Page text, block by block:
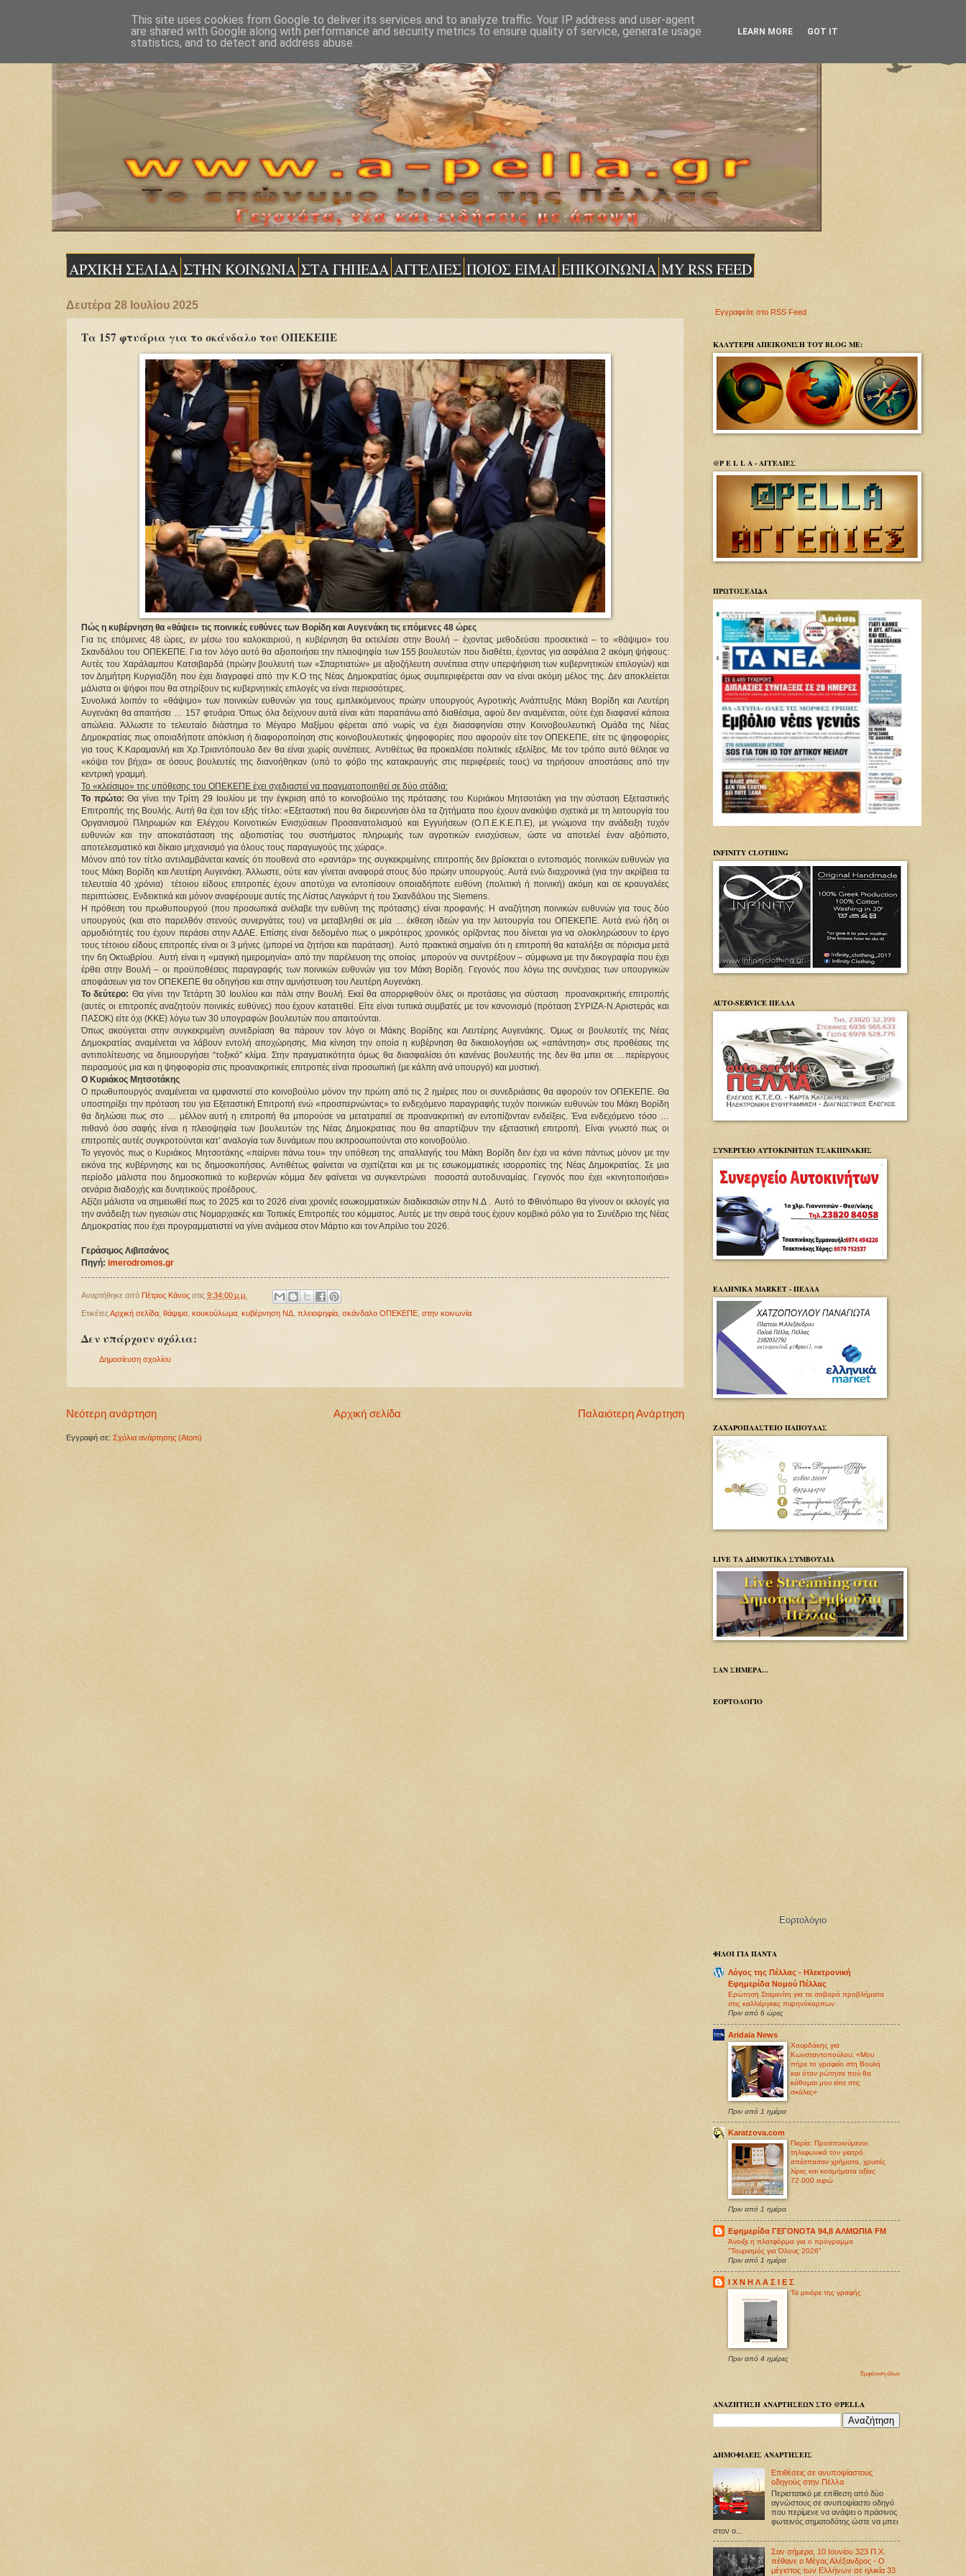
ΑΡΧΙΚΗ ΣΕΛΙΔΑ ΣΤΗΝ ΚΟΙΝΩΝΙΑ ΣΤΑ ΓΗΠΕΔΑ ΑΓΓΕΛΙΕΣ ΠΟΙΟΣ ΕΙΜΑΙ ΕΠΙΚΟΙΝΩΝΙΑ MY RSS FEED
Δευτέρα 28 Ιουλίου 2025
Τα 157 φτυάρια για το σκάνδαλο του ΟΠΕΚΕΠΕ
Πώς η κυβέρνηση θα «θάψει» τις ποινικές ευθύνες των Βορίδη και Αυγενάκη τις επόμενες 48 ώρες
Για τις επόμενες 48 ώρες, εν μέσω του καλοκαιριού, η κυβέρνηση θα εκτελέσει στην Βουλή – έχοντας μεθοδεύσει προσεκτικά – το «θάψιμο» του
Σκανδάλου του ΟΠΕΚΕΠΕ. Για τον λόγο αυτό θα αξιοποιήσει την πλειοψηφία των 155 βουλευτών που διαθέτει, έχοντας για ασφάλεια 2 ακόμη ψήφους:
Αυτές του Χαράλαμπου Κατσιβαρδά (πρώην βουλευτή των «Σπαρτιατών» με αξιοζήλευτη συνέπεια στην υπερψήφιση των κυβερνητικών επιλογών) και
τον Δημήτρη Κυργιαζίδη που έχει διαγραφεί από την Κ.Ο της Νέας Δημοκρατίας όμως συμπεριφέρεται σαν να είναι ακόμη μέλος της. Δεν αποκλείεται
μάλιστα οι ψήφοι που θα στηρίξουν τις κυβερνητικές επιλογές να είναι περισσότερες.
Συνολικά λοιπόν το «θάψιμο» των ποινικών ευθυνών για τους εμπλεκόμενους πρώην υπουργούς Αγροτικής Ανάπτυξης Μάκη Βορίδη και Λευτέρη
Αυγενάκη θα απαιτήσει … 157 φτυάρια. Όπως όλα δείχνουν αυτά είναι κάτι παραπάνω από διαθέσιμα, αφού δεν αναμένεται, ούτε έχει διαφανεί κάποια
απώλεια. Άλλωστε το τελευταίο διάστημα το Μέγαρο Μαξίμου φέρεται από νωρίς να έχει διασαφηνίσει στην Κοινοβουλευτική Ομάδα της Νέας
Δημοκρατίας πως οποιαδήποτε απόκλιση ή διαφοροποίηση στις κοινοβουλευτικές ψηφοφορίες που αφορούν είτε τον ΟΠΕΚΕΠΕ, είτε τις ψηφοφορίες
για τους Κ.Καραμανλή και Χρ.Τριαντόπουλο δεν θα είναι χωρίς συνέπειες. Αντιθέτως θα προκαλέσει πολιτικές εξελίξεις. Με τον τρόπο αυτό θέλησε να
«κόψει τον βήχα» σε όσους βουλευτές της διανοήθηκαν (υπό το φόβο της κατακραυγής στις περιφέρειές τους) να τηρήσουν αποστάσεις από την
κεντρική γραμμή.
Το «κλείσιμο» της υπόθεσης του ΟΠΕΚΕΠΕ έχει σχεδιαστεί να πραγματοποιηθεί σε δύο στάδια:
Το πρώτο: Θα γίνει την Τρίτη 29 Ιουλίου με την έγκριση από το κοινοβούλιο της πρότασης του Κυριάκου Μητσοτάκη για την σύσταση Εξεταστικής
Επιτροπής της Βουλής. Αυτή θα έχει τον εξής τίτλο: «Εξεταστική που θα διερευνήσει όλα τα ζητήματα που έχουν ανακύψει σχετικά με τη λειτουργία του
Οργανισμού Πληρωμών και Ελέγχου Κοινοτικών Ενισχύσεων Προσανατολισμού και Εγγυήσεων (Ο.Π.Ε.Κ.Ε.Π.Ε), με γνώμονα την ανάδειξη τυχόν
ευθυνών και την αποκατάσταση της αξιοπιστίας του συστήματος πληρωμής των αγροτικών ενισχύσεων, ώστε να αποτελεί έναν αξιόπιστο,
αποτελεσματικό και δίκαιο μηχανισμό για όλους τους παραγωγούς της χώρας».
Μόνον από τον τίτλο αντιλαμβάνεται κανείς ότι πουθενά στο «ραντάρ» της συγκεκριμένης επιτροπής δεν βρίσκεται ο εντοπισμός ποινικών ευθυνών για
τους Μάκη Βορίδη και Λευτέρη Αυγενάκη. Άλλωστε, ούτε καν γίνεται αναφορά στους δύο πρώην υπουργούς. Αυτά ενώ διαχρονικά (για την ακρίβεια τα
τελευταία 40 χρόνια)  τέτοιου είδους επιτροπές έχουν αποτύχει να εντοπίσουν οποιαδήποτε ευθύνη (πολιτική ή ποινική) ακόμη και σε κραυγαλέες
περιπτώσεις. Ενδεικτικά και μόνον αναφέρουμε αυτές της Λίστας Λαγκάρντ ή του Σκανδάλου της Siemens.
Η πρόθεση του πρωθυπουργού (που προσωπικά ανέλαβε την ευθύνη της πρότασης) είναι προφανής: Η αναζήτηση ποινικών ευθυνών για τους δύο
υπουργούς (και στο παρελθόν στενούς συνεργάτες του) να μεταβληθεί σε μία … έκθεση ιδεών για την λειτουργία του ΟΠΕΚΕΠΕ. Αυτά ενώ ήδη οι
αρμοδιότητές του έχουν περάσει στην ΑΔΑΕ. Επίσης είναι δεδομένο πως ο μικρότερος χρονικός ορίζοντας που δίνεται για να ολοκληρώσουν το έργο
τους τέτοιου είδους επιτροπές είναι οι 3 μήνες (μπορεί να ζητήσει και παράταση).  Αυτό πρακτικά σημαίνει ότι η επιτροπή θα καταλήξει σε πόρισμα μετά
την 6η Οκτωβρίου.  Αυτή είναι η «μαγική ημερομηνία» από την παρέλευση της οποίας  μπορούν να συντρέξουν – σύμφωνα με την δικογραφία που έχει
έρθει στην Βουλή – οι προϋποθέσεις παραγραφής των ποινικών ευθυνών για τον Μάκη Βορίδη. Γεγονός που λόγω της συνέχειας των υπουργικών
αποφάσεων για τον ΟΠΕΚΕΠΕ θα οδηγήσει και στην αμνήστευση του Λευτέρη Αυγενάκη.
Το δεύτερο: Θα γίνει την Τετάρτη 30 Ιουλίου και πάλι στην Βουλή. Εκεί θα απορριφθούν όλες οι προτάσεις για σύσταση  προανακριτικής επιτροπής
(αυτές οι επιτροπές αναζητούν ποινικές ευθύνες) που έχουν κατατεθεί. Είτε είναι τυπικά συμβατές με τον κανονισμό (πρόταση ΣΥΡΙΖΑ-Ν.Αριστεράς και
ΠΑΣΟΚ) είτε όχι (ΚΚΕ) λόγω των 30 υπογραφών βουλευτών που απαιτούνται.
Όπως ακούγεται στην συγκεκριμένη συνεδρίαση θα πάρουν τον λόγο οι Μάκης Βορίδης και Λευτέρης Αυγενάκης. Όμως οι βουλευτές της Νέας
Δημοκρατίας αναμένεται να λάβουν εντολή αποχώρησης. Μια κίνηση την οποία η κυβέρνηση θα δικαιολογήσει ως «απάντηση» στις προθέσεις της
αντιπολίτευσης να δημιουργήσει “τοξικό” κλίμα. Στην πραγματικότητα όμως θα διασφαλίσει ότι κανένας βουλευτής της δεν θα μπει σε …περίεργους
πειρασμούς μια και η ψηφοφορία στις προανακριτικές επιτροπές είναι προσωπική (με κάλπη ανά υπουργό) και μυστική.
Ο Κυριάκος Μητσοτάκης
Ο πρωθυπουργός αναμένεται να εμφανιστεί στο κοινοβούλιο μόνον την πρώτη από τις 2 ημέρες που οι συνεδριάσεις θα αφορούν τον ΟΠΕΚΕΠΕ. Θα
υποστηρίξει την πρόταση του για Εξεταστική Επιτροπή ενώ «προσπερνώντας» το ενδεχόμενο παραγραφής τυχόν ποινικών ευθυνών του Μάκη Βορίδη
θα δηλώσει πως στο … μέλλον αυτή η επιτροπή θα μπορούσε να μετατραπεί σε προανακριτική αν εντοπίζονταν ενδείξεις. Ένα ενδεχόμενο τόσο …
πιθανό όσο σαφής είναι η πλειοψηφία των βουλευτών της Νέας Δημοκρατιας που θα απαρτίζουν την εξεταστική επιτροπή. Είναι γνωστό πως οι
επιτροπές αυτές συγκροτούνται κατ’ αναλογία των δυνάμεων που εκπροσωπούνται στο κοινοβούλιο.
Το γεγονός πως ο Κυριάκος Μητσοτάκης «παίρνει πάνω του» την υπόθεση της απαλλαγής του Μάκη Βορίδη δεν έχει να κάνει πάντως μόνον με την
εικόνα της κυβέρνησης και τις δημοσκοπήσεις. Αντιθέτως φαίνεται να σχετίζεται και με τις εσωκομματικές ισορροπίες της Νέας Δημοκρατίας. Σε μια
περίοδο μάλιστα που δημοσκοπικά το κυβερνών κόμμα δεν φαίνεται να συγκεντρώνει  ποσοστά αυτοδυναμίας. Γεγονός που έχει «κινητοποιήσει»
σενάρια διαδοχής και δυνητικούς προέδρους.
Αξίζει μάλιστα να σημειωθεί πως το 2025 και το 2026 είναι χρονιές εσωκομματικών διαδικασιών στην Ν.Δ .  Αυτό το Φθινόπωρο θα γίνουν οι εκλογές για
την ανάδειξη των ηγεσιών στις Νομαρχιακές και Τοπικές Επιτροπές του κόμματος. Αυτές με την σειρά τους έχουν κομβικό ρόλο για το Συνέδριο της Νέας
Δημοκρατίας που έχει προγραμματιστεί να γίνει ανάμεσα στον Μάρτιο και τον Απρίλιο του 2026.
Γεράσιμος Λιβιτσάνος
Πηγή: imerodromos.gr
Αναρτήθηκε από Πέτρος Κάνος στις 9:34:00 μ.μ.
ΕτικέτεςΑρχική σελίδα θάψιμο κουκούλωμα κυβέρνηση ΝΔ πλειοψηφία σκάνδαλο ΟΠΕΚΕΠΕ στην κοινωνία
Δεν υπάρχουν σχόλια:
Δημοσίευση σχολίου
Νεότερη ανάρτηση Παλαιότερη Ανάρτηση
Αρχική σελίδα
Εγγραφή σε: Σχόλια ανάρτησης (Atom)
Εγγραφείτε στο RSS Feed
ΚΑΛΥΤΕΡΗ ΑΠΕΙΚΟΝΙΣΗ ΤΟΥ BLOG ΜΕ:
@P E L L A - ΑΓΓΕΛΙΕΣ
ΠΡΩΤΟΣΕΛΙΔΑ
INFINITY CLOTHING
AUTO-SERVICE ΠΕΛΛΑ
ΣΥΝΕΡΓΕΙΟ ΑΥΤΟΚΙΝΗΤΩΝ ΤΣΑΚΠΙΝΑΚΗΣ
ΕΛΛΗΝΙΚΑ MARKET - ΠΕΛΛΑ
ΖΑΧΑΡΟΠΛΑΣΤΕΙΟ ΠΑΠΟΥΛΑΣ
LIVE ΤΑ ΔΗΜΟΤΙΚΑ ΣΥΜΒΟΥΛΙΑ
ΣΑΝ ΣΗΜΕΡΑ...
ΕΟΡΤΟΛΟΓΙΟ
Εορτολόγιο
ΦΙΛΟΙ ΓΙΑ ΠΑΝΤΑ
Λόγος της Πέλλας - Ηλεκτρονική
Εφημερίδα Νομού Πέλλας
Ερώτηση Σταμενίτη για τα σοβαρά προβλήματα
στις καλλιέργειες πυρηνόκαρπων
Πριν από 6 ώρες
Aridaia News
Χουρδάκης για
Κωνσταντοπούλου: «Μου
πήρε το γραφείο στη Βουλή
και όταν ρώτησα πού θα
κάθομαι μου είπε στις
σκάλες»
Πριν από 1 ημέρα
Karatzova.com
Πιερία: Προσποιούμενοι
τηλεφωνικά τον γιατρό
απέσπασαν χρήματα, χρυσές
λίρες και κοσμήματα αξίας
72.000 ευρώ
Πριν από 1 ημέρα
Εφημερίδα ΓΕΓΟΝΟΤΑ 94,8 ΑΛΜΩΠΙΑ FM
Άνοιξε η πλατφόρμα για ο πρόγραμμα
"Τουρισμός για Όλους 2026"
Πριν από 1 ημέρα
Ι Χ Ν Η Λ Α Σ Ι Ε Σ
Τα μινόρε της γραφής
Πριν από 4 ημέρες
Εμφάνιση όλων
ΑΝΑΖΗΤΗΣΗ ΑΝΑΡΤΗΣΕΩΝ ΣΤΟ @PELLA
ΔΗΜΟΦΙΛΕΙΣ ΑΝΑΡΤΗΣΕΙΣ
Επιθέσεις σε ανυποψίαστους
οδηγούς στην Πέλλα
Περιστατικό με επίθεση από δύο
αγνώστους σε ανυποψίαστο οδηγό
που περίμενε να ανάψει ο πράσινος
φωτεινός σηματοδότης ώστε να μπει
στον ο...
Σαν σήμερα, 10 Ιουνίου 323 Π.Χ.
πέθανε ο Μέγας Αλέξανδρος - Ο
μέγιστος των Ελλήνων σε ηλικία 33
This site uses cookies from Google to deliver its services and to analyze traffic. Your IP address and user-agent
are shared with Google along with performance and security metrics to ensure quality of service, generate usage
statistics, and to detect and address abuse.
LEARN MORE GOT IT